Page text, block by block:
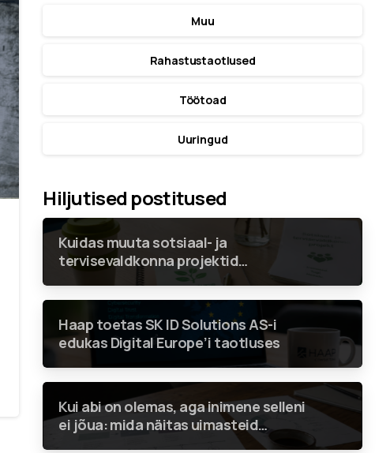
Muu
Rahastustaotlused
Töötoad
Uuringud
Hiljutised postitused
Kuidas muuta sotsiaal- ja
tervisevaldkonna projektid
keskkonnahoidlikumaks nii, et
rohenõuded ei jääks vaid linnukeseks
aruandes?
Haap toetas SK ID Solutions AS-i
edukas Digital Europe’i taotluses
Kui abi on olemas, aga inimene selleni
ei jõua: mida näitas uimasteid
tarvitavatele inimestele suunatud